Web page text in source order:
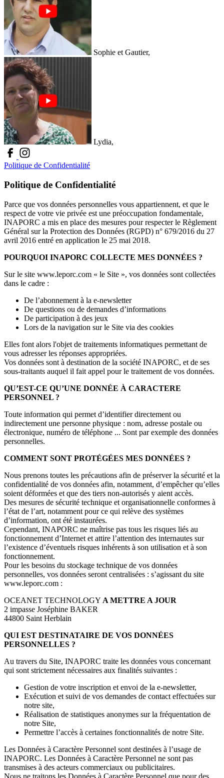
Sophie et Gautier,
Lydia,
Politique de Confidentialité
Politique de Confidentialité
Parce que vos données personnelles vous appartiennent, et que le
respect de votre vie privée est une préoccupation fondamentale,
INAPORC a mis en place des mesures pour respecter le Règlement
Général sur la Protection des Données (RGPD) n° 679/2016 du 27
avril 2016 entré en application le 25 mai 2018.
POURQUOI INAPORC COLLECTE MES DONNÉES ?
Sur le site www.leporc.com « le Site », vos données sont collectées
dans le cadre :
De l’abonnement à la e-newsletter
De questions ou de demandes d’informations
De participation à des jeux
Lors de la navigation sur le Site via des cookies
Elles font alors l'objet de traitements informatiques permettant de
vous adresser les réponses appropriées.
Vos données sont à destination de la société INAPORC, et de ses
sous-traitants auquel il fait appel pour le traitement de vos données.
QU’EST-CE QU’UNE DONNÉE À CARACTERE
PERSONNEL ?
Toute information qui permet d’identifier directement ou
indirectement une personne physique : nom, adresse postale ou
électronique, numéro de téléphone ... Sont par exemple des données
personnelles.
COMMENT SONT PROTÉGÉES MES DONNÉES ?
Nous prenons toutes les précautions afin de préserver la sécurité et la
confidentialité de vos données afin, notamment, d’empêcher qu’elles
soient déformées et que des tiers non-autorisés y aient accès.
Des mesures de sécurité technique et organisationnelle conformes à
l’état de l’art, notamment pour ce qui relève des systèmes
d’information, ont été instaurées.
Cependant, INAPORC ne maîtrise pas tous les risques liés au
fonctionnement d’Internet et attire l’attention des internautes sur
l’existence d’éventuels risques inhérents à son utilisation et à son
fonctionnement.
Pour les besoins du stockage technique de vos données
personnelles, vos données seront centralisées : s’agissant du site
www.leporc.com :
OCEANET TECHNOLOGY A METTRE A JOUR
2 impasse Joséphine BAKER
44800 Saint Herblain
QUI EST DESTINATAIRE DE VOS DONNÉES
PERSONNELLES ?
Au travers du Site, INAPORC traite les données vous concernant
qui sont strictement nécessaires aux finalités suivantes :
Gestion de votre inscription et envoi de la e-newsletter,
Exécution et suivi de vos demandes de contact effectuées sur
notre site,
Réalisation de statistiques anonymes sur la fréquentation de
notre Site,
Permettre l’accès à certaines fonctionnalités de notre Site.
Les Données à Caractère Personnel sont destinées à l’usage de
INAPORC. Les Données à Caractère Personnel ne sont pas
transmises à des acteurs commerciaux ou publicitaires.
Nous ne traitons les Données à Caractère Personnel que pour des